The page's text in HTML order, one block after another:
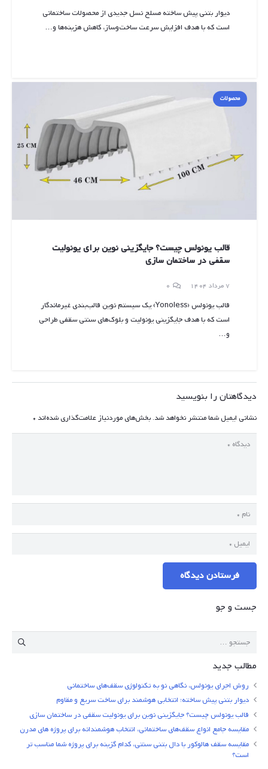
جست و جو
جستجو
مطالب جدید
روش اجرای یونولس، نگاهی نو به تکنولوژی سقف‌های ساختمانی
دیوار بتنی پیش ساخته؛ انتخابی هوشمند برای ساخت سریع و مقاوم
قالب یونولس چیست؟ جایگزینی نوین برای یونولیت سقفی در ساختمان سازی
مقایسه جامع انواع سقف‌های ساختمانی، انتخاب هوشمندانه برای پروژه های مدرن
مقایسه سقف هالوکور با دال بتنی سنتی، کدام گزینه برای پروژه شما مناسب تر
است؟
دیوار بتنی پیش ساخته مسلح نسل جدیدی از محصولات ساختمانی
است که با هدف افزایش سرعت ساخت‌وساز، کاهش هزینه‌ها و…
محصولات
قالب یونولس چیست؟ جایگزینی نوین برای یونولیت
سقفی در ساختمان سازی
7 مرداد 1404 0
قالب یونولس (Yonoless) یک سیستم نوین قالب‌بندی غیرماندگار
است که با هدف جایگزینی یونولیت و بلوک‌های سنتی سقفی طراحی
و…
دیدگاهتان را بنویسید
نشانی ایمیل شما منتشر نخواهد شد. بخش‌های موردنیاز علامت‌گذاری شده‌اند*
فرستادن دیدگاه